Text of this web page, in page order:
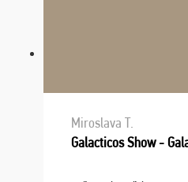
Miroslava T.
Galacticos Show -